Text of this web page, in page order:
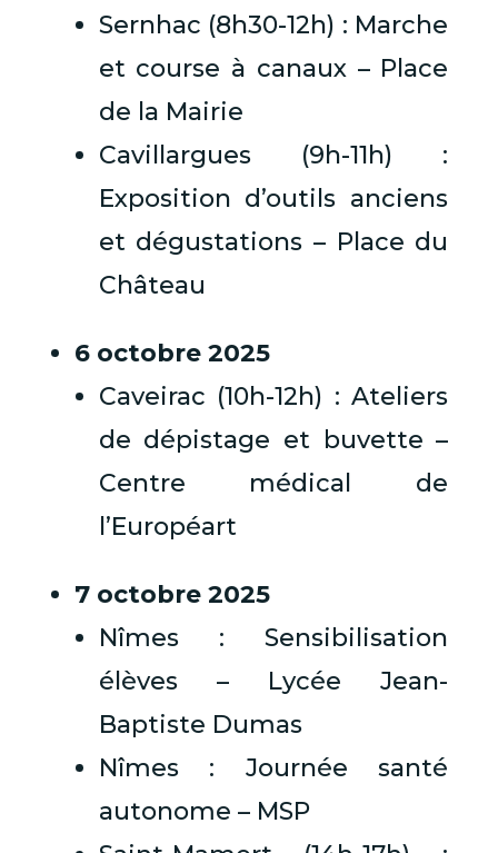
Sernhac (8h30-12h) : Marche
et course à canaux – Place
de la Mairie
Cavillargues (9h-11h) :
Exposition d’outils anciens
et dégustations – Place du
Château
6 octobre 2025
Caveirac (10h-12h) : Ateliers
de dépistage et buvette –
Centre médical de
l’Européart
7 octobre 2025
Nîmes : Sensibilisation
élèves – Lycée Jean-
Baptiste Dumas
Nîmes : Journée santé
autonome – MSP